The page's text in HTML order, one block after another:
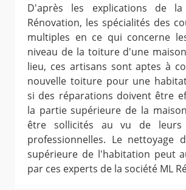
D'après les explications de
Rénovation, les spécialités des
multiples en ce qui concerne
niveau de la toiture d'une
lieu, ces artisans sont aptes à
nouvelle toiture pour une
si des réparations doivent être
la partie supérieure de la
être sollicités au vu de leurs
professionnelles. Le nettoyage
supérieure de l'habitation peut
par ces experts de la société ML